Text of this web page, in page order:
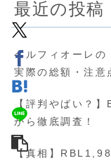
最近の投稿
ベルフィオーレの
実際の総額・注意
【評判やばい？
から徹底調査！
【真相】